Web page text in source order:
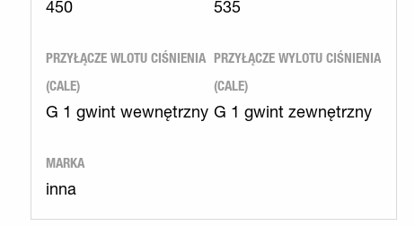
450 535
PRZYŁĄCZE WLOTU CIŚNIENIA
(CALE)
G 1 gwint wewnętrzny
PRZYŁĄCZE WYLOTU CIŚNIENIA
(CALE)
G 1 gwint zewnętrzny
MARKA
inna